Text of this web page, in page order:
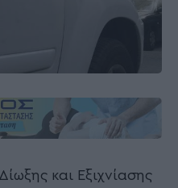
και Εξιχνίασης